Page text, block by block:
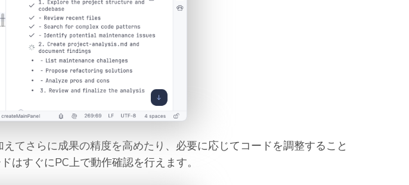
てさらに成果の精度を高めたり、必要に応じてコードを調整すること
はすぐにPC上で動作確認を行えます。